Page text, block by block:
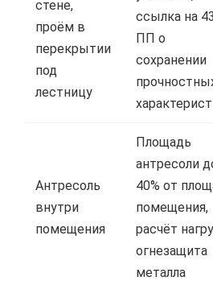
стене,
проём в
перекрытии
под
лестницу
ссылка на
ПП о
сохранении
Антресоль
внутри
помещения
Площадь
антресоли
40% от
помещения,
расчёт
огнезащита
металла